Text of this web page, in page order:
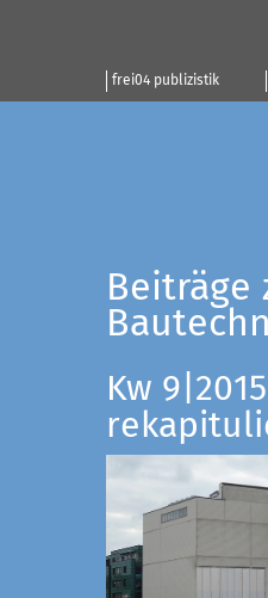
frei04 publizistik
Beiträge
Kw